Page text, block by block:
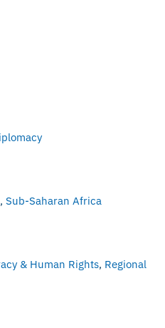
, Sub-Saharan Africa
& Human Rights, Regional